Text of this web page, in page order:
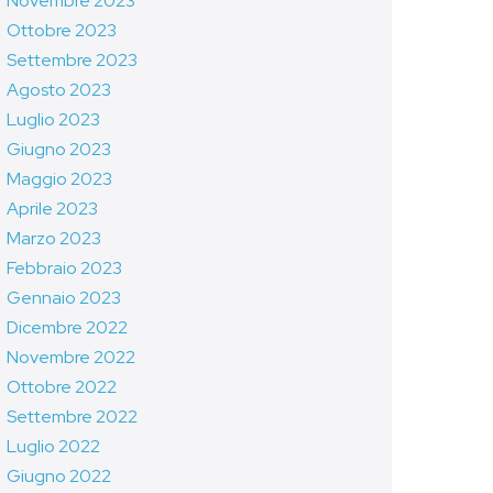
Ottobre 2023
Settembre 2023
Agosto 2023
Luglio 2023
Giugno 2023
Maggio 2023
Aprile 2023
Marzo 2023
Febbraio 2023
Gennaio 2023
Dicembre 2022
Novembre 2022
Ottobre 2022
Settembre 2022
Luglio 2022
Giugno 2022